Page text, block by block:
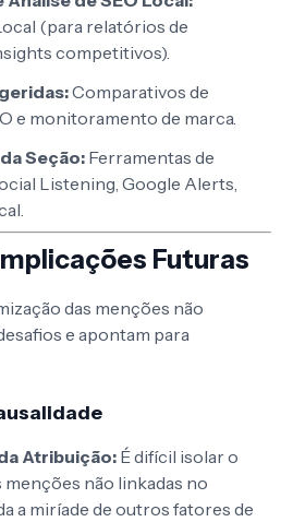
(para relatórios de
competitivos).
Comparativos de
e monitoramento de marca.
Seção: Ferramentas de
Listening, Google Alerts,
Futuras
das menções não
e apontam para
Atribuição: É difícil isolar o
não linkadas no
a miríade de outros fatores de